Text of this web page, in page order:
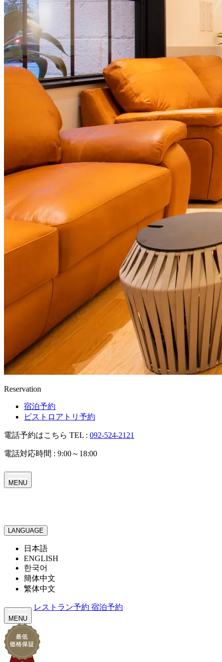
Reservation
宿泊予約
ビストロアトリ予約
電話予約はこちら TEL : 092-524-2121
電話対応時間 : 9:00～18:00
MENU
LANGUAGE
日本語
ENGLISH
한국어
簡体中文
繁体中文
MENU
レストラン予約 宿泊予約